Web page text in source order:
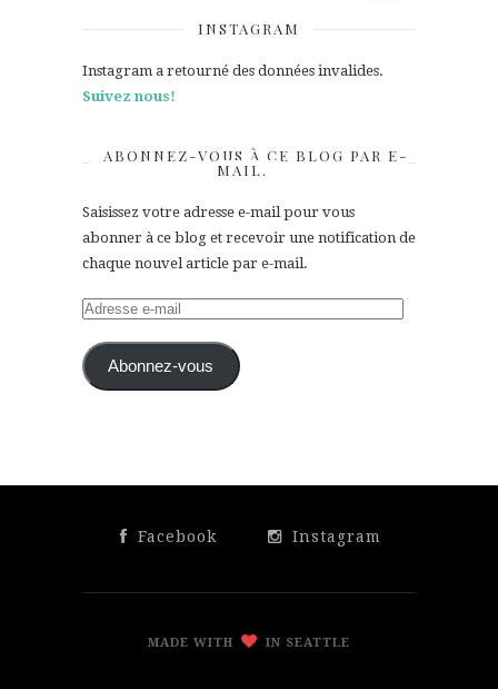
INSTAGRAM
Instagram a retourné des données invalides.
Suivez nous!
ABONNEZ-VOUS À CE BLOG PAR E-
MAIL.
Saisissez votre adresse e-mail pour vous
abonner à ce blog et recevoir une notification de
chaque nouvel article par e-mail.
Adresse
mail Abonnez-vous
Facebook Instagram
MADE WITH IN SEATTLE